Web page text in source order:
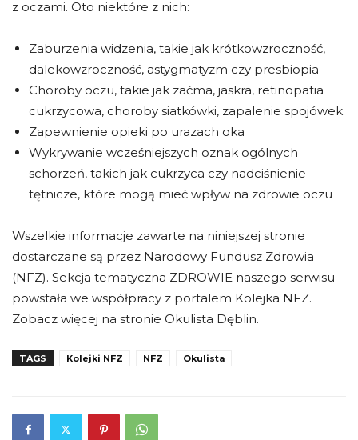
z oczami. Oto niektóre z nich:
Zaburzenia widzenia, takie jak krótkowzroczność,
dalekowzroczność, astygmatyzm czy presbiopia
Choroby oczu, takie jak zaćma, jaskra, retinopatia
cukrzycowa, choroby siatkówki, zapalenie spojówek
Zapewnienie opieki po urazach oka
Wykrywanie wcześniejszych oznak ogólnych
schorzeń, takich jak cukrzyca czy nadciśnienie
tętnicze, które mogą mieć wpływ na zdrowie oczu
Wszelkie informacje zawarte na niniejszej stronie
dostarczane są przez Narodowy Fundusz Zdrowia
(NFZ). Sekcja tematyczna ZDROWIE naszego serwisu
powstała we współpracy z portalem Kolejka NFZ.
Zobacz więcej na stronie Okulista Dęblin.
TAGS Kolejki NFZ NFZ Okulista